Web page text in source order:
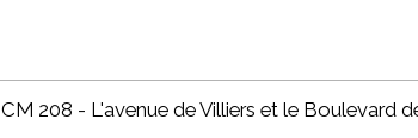
CM 208 - L'avenue de Villiers et le Boulevard